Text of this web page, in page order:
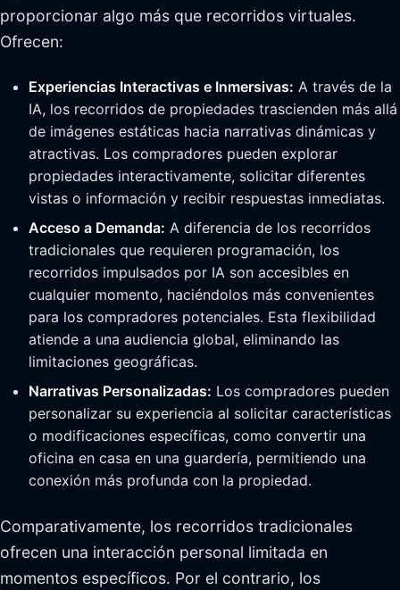
proporcionar algo más que recorridos virtuales.
Ofrecen:
Experiencias Interactivas e Inmersivas: A través de la
IA, los recorridos de propiedades trascienden más allá
de imágenes estáticas hacia narrativas dinámicas y
atractivas. Los compradores pueden explorar
propiedades interactivamente, solicitar diferentes
vistas o información y recibir respuestas inmediatas.
Acceso a Demanda: A diferencia de los recorridos
tradicionales que requieren programación, los
recorridos impulsados por IA son accesibles en
cualquier momento, haciéndolos más convenientes
para los compradores potenciales. Esta flexibilidad
atiende a una audiencia global, eliminando las
limitaciones geográficas.
Narrativas Personalizadas: Los compradores pueden
personalizar su experiencia al solicitar características
o modificaciones específicas, como convertir una
oficina en casa en una guardería, permitiendo una
conexión más profunda con la propiedad.
Comparativamente, los recorridos tradicionales
ofrecen una interacción personal limitada en
momentos específicos. Por el contrario, los